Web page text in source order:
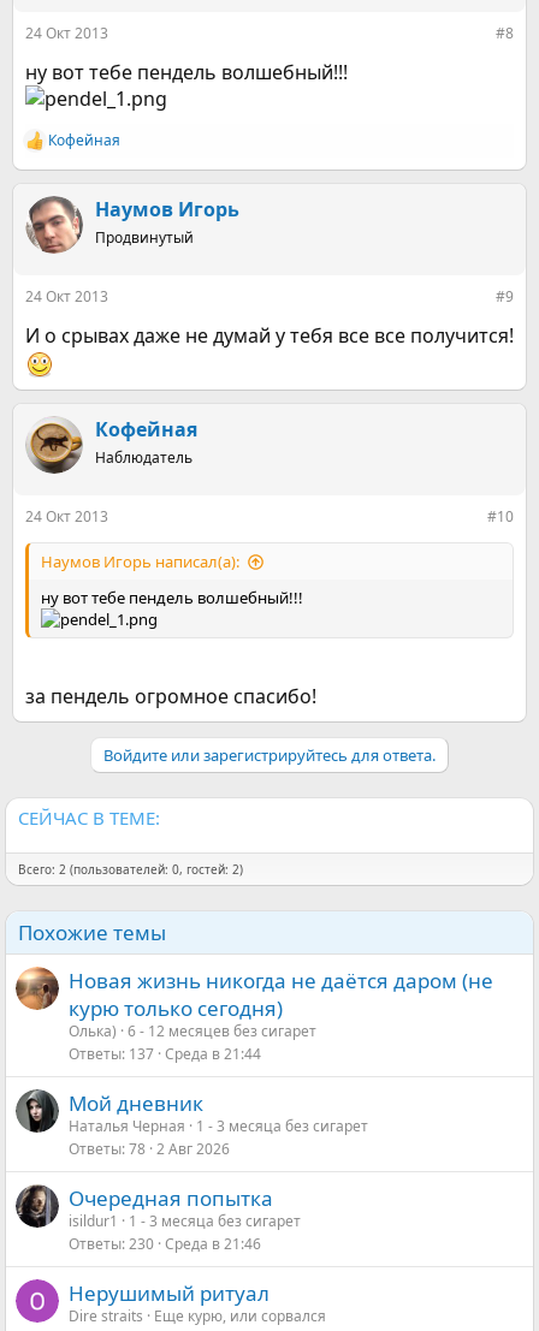
24 Окт 2013 #8
ну вот тебе пендель волшебный!!!
Р
е
к
ц
и
Кофейная
Наумов Игорь
Продвинутый
24 Окт 2013 #9
И о срывах даже не думай у тебя все все получится!
Кофейная
Наблюдатель
24 Окт 2013 #10
Наумов Игорь написал(а):
ну вот тебе пендель волшебный!!!
за пендель огромное спасибо!
Войдите или зарегистрируйтесь для ответа.
СЕЙЧАС В ТЕМЕ:
Всего: 2 (пользователей: 0, гостей: 2)
Похожие темы
Новая жизнь никогда не даётся даром (не
курю только сегодня)
Олька) 6 - 12 месяцев без сигарет
Ответы 137 Среда в 21:44
Мой дневник
Наталья Черная
1 - 3 месяца без сигарет
Ответы 78 2 Авг 2026
Очередная попытка
isildur1
1 - 3 месяца без сигарет
Ответы 230 Среда в 21:46
Нерушимый ритуал
Dire straits
Еще курю, или сорвался